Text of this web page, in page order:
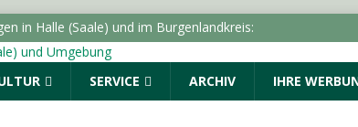
für den Star Park: Oberbürgermeister trifft die
Kabelsketal
SERVICE ARCHIV IHRE